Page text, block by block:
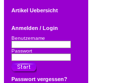
Artikel Uebersicht
Anmelden / Login
Benutzername
Passwort
Passwort vergessen?